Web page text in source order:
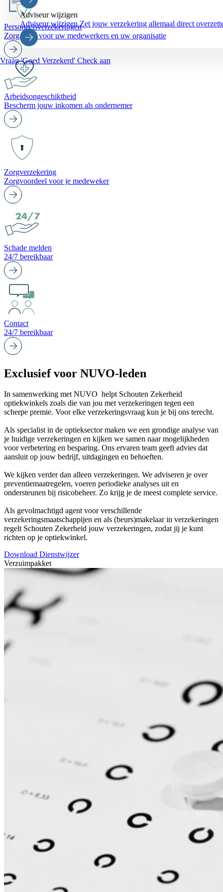
Adviseur wijzigen
Adviseur wijzigenZet jouw verzekering allemaal direct
Vraag 'Goed Verzekerd' Check aan
Personeelsverzekeringen
Zorg goed voor uw medewerkers en uw organisatie
Arbeidsongeschiktheid
Bescherm jouw inkomen als ondernemer
Zorgverzekering
Zorgvoordeel voor je medeweker
Schade melden
24/7 bereikbaar
Contact
24/7 bereikbaar
Exclusief voor NUVO-leden
In samenwerking met NUVO helpt Schouten Zekerheid
optiekwinkels zoals die van jou met verzekeringen tegen een
scherpe premie. Voor elke verzekeringsvraag kun je bij ons terecht.
Als specialist in de optieksector maken we een grondige analyse van
je huidige verzekeringen en kijken we samen naar mogelijkheden
voor verbetering en besparing. Ons ervaren team geeft advies dat
aansluit op jouw bedrijf, uitdagingen en behoeften.
We kijken verder dan alleen verzekeringen. We adviseren je over
preventiemaatregelen, voeren periodieke analyses uit en
ondersteunen bij risicobeheer. Zo krijg je de meest complete service.
Als gevolmachtigd agent voor verschillende
verzekeringsmaatschappijen en als (beurs)makelaar in verzekeringen
regelt Schouten Zekerheid jouw verzekeringen, zodat jij je kunt
richten op je optiekwinkel.
Download Dienstwijzer
Verzuimpakket